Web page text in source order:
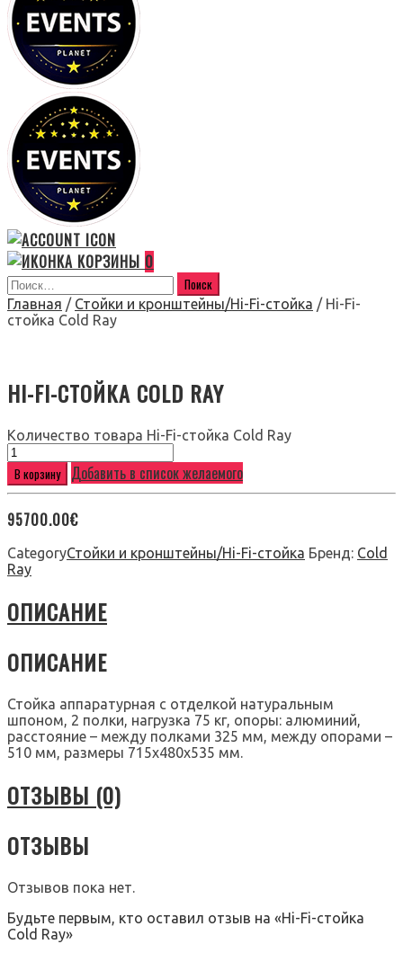
0
Главная / Стойки и кронштейны/Hi-Fi-стойка / Hi-Fi-
стойка Cold Ray
HI-FI-СТОЙКА COLD RAY
Количество товара Hi-Fi-стойка Cold Ray
В корзину Добавить в список желаемого
95700.00€
CategoryСтойки и кронштейны/Hi-Fi-стойка Бренд: Cold
Ray
ОПИСАНИЕ
ОПИСАНИЕ
Стойка аппаратурная с отделкой натуральным
шпоном, 2 полки, нагрузка 75 кг, опоры: алюминий,
расстояние – между полками 325 мм, между опорами –
510 мм, размеры 715x480x535 мм.
ОТЗЫВЫ (0)
ОТЗЫВЫ
Отзывов пока нет.
Будьте первым, кто оставил отзыв на «Hi-Fi-стойка
Cold Ray»